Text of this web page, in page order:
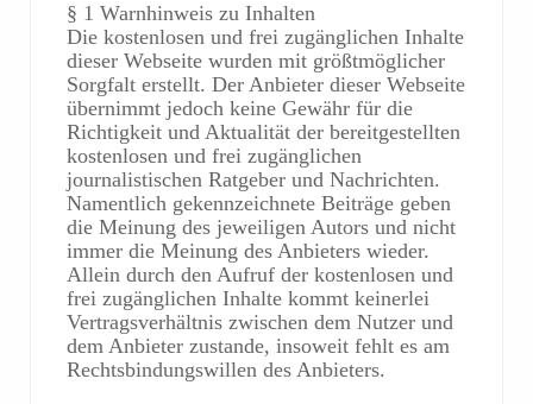
§ 1 Warnhinweis zu Inhalten
Die kostenlosen und frei zugänglichen Inhalte
dieser Webseite wurden mit größtmöglicher
Sorgfalt erstellt. Der Anbieter dieser Webseite
übernimmt jedoch keine Gewähr für die
Richtigkeit und Aktualität der bereitgestellten
kostenlosen und frei zugänglichen
journalistischen Ratgeber und Nachrichten.
Namentlich gekennzeichnete Beiträge geben
die Meinung des jeweiligen Autors und nicht
immer die Meinung des Anbieters wieder.
Allein durch den Aufruf der kostenlosen und
frei zugänglichen Inhalte kommt keinerlei
Vertragsverhältnis zwischen dem Nutzer und
dem Anbieter zustande, insoweit fehlt es am
Rechtsbindungswillen des Anbieters.